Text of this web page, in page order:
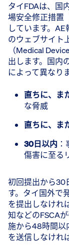
タイFDAは、国
場安全修正措置
しています。
のウェブサイト
（Medical
出します。国内
によって異なり
直ちに、ま
な脅威
直ちに、ま
30日以内
傷害に至る
初回提出から30
す。タイ国外で
を提出しなけれ
知などのFSCA
施から48時間以
を送信しなけれ